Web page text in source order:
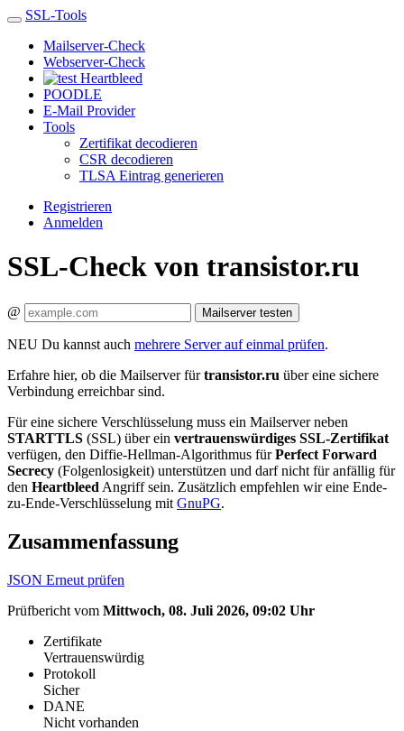
SSL-Tools
Mailserver-Check
Webserver-Check
Heartbleed
POODLE
E-Mail Provider
Tools
Zertifikat decodieren
CSR decodieren
TLSA Eintrag generieren
Registrieren
Anmelden
SSL-Check von transistor.ru
@ Mailserver testen
NEU Du kannst auch mehrere Server auf einmal prüfen.
Erfahre hier, ob die Mailserver fürtransistor.ru über eine sichere
Verbindung erreichbar sind.
Für eine sichere Verschlüsselung muss ein Mailserver neben
STARTTLS (SSL) über ein vertrauenswürdiges SSL-Zertifikat
verfügen, den Diffie-Hellman-Algorithmus fürPerfect Forward
Secrecy (Folgenlosigkeit) unterstützen und darf nicht für anfällig für
den Heartbleed Angriff sein. Zusätzlich empfehlen wir eine Ende-
zu-Ende-Verschlüsselung mit GnuPG.
Zusammenfassung
JSON Erneut prüfen
Prüfbericht vom Mittwoch, 08. Juli 2026, 09:02 Uhr
Zertifikate
Vertrauenswürdig
Protokoll
Sicher
DANE
Nicht vorhanden